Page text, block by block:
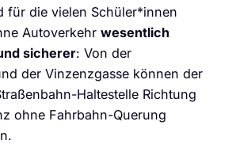
für die vielen Schüler*innen
Autoverkehr wesentlich
sicherer: Von der
der Vinzenzgasse können der
Haltestelle Richtung
ohne Fahrbahn-Querung